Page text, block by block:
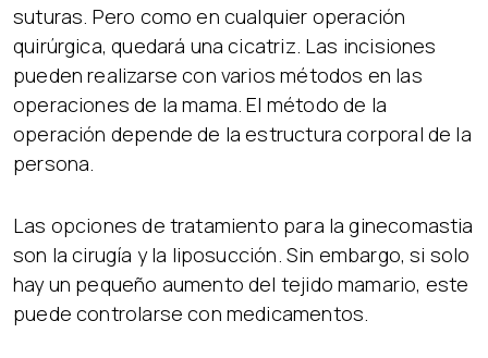
suturas. Pero como en cualquier operación
quirúrgica, quedará una cicatriz. Las incisiones
pueden realizarse con varios métodos en las
operaciones de la mama. El método de la
operación depende de la estructura corporal de la
persona.
Las opciones de tratamiento para la ginecomastia
son la cirugía y la liposucción. Sin embargo, si solo
hay un pequeño aumento del tejido mamario, este
puede controlarse con medicamentos.